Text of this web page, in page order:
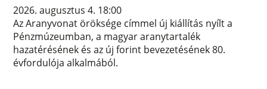
2026. augusztus 4. 18:00
Az Aranyvonat öröksége címmel új kiállítás nyílt a
Pénzmúzeumban, a magyar aranytartalék
hazatérésének és az új forint bevezetésének 80.
évfordulója alkalmából.